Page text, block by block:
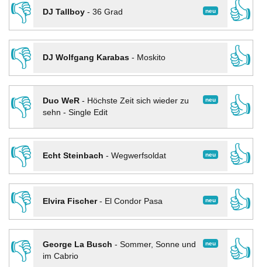
👎 neu
DJ Tallboy- 36 Grad
👍
👎
DJ Wolfgang Karabas- Moskito
👍
👎
neu
Duo WeR- Höchste Zeit sich wieder zu
sehn - Single Edit
👍
👎
neu
Echt Steinbach - Wegwerfsoldat
👍
👎
neu
Elvira Fischer- El Condor Pasa
👍
👎
neu
George La Busch - Sommer, Sonne und
im Cabrio
👍